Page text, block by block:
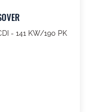
- 141 KW/190 PK